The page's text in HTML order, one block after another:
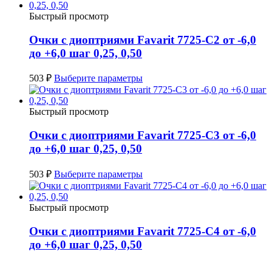
Быстрый просмотр
Очки с диоптриями Favarit 7725-C2 от -6,0
до +6,0 шаг 0,25, 0,50
503 ₽ Выберите параметры
Быстрый просмотр
Очки с диоптриями Favarit 7725-C3 от -6,0
до +6,0 шаг 0,25, 0,50
503 ₽ Выберите параметры
Быстрый просмотр
Очки с диоптриями Favarit 7725-C4 от -6,0
до +6,0 шаг 0,25, 0,50